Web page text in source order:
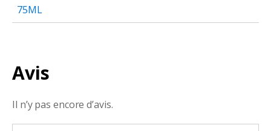
75ML
Avis
Il n’y pas encore d’avis.